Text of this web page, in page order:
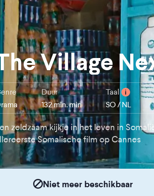
Village
Duur
132 min. min
Taal i
SO / NL
zeldzaam kijkje in het leven in
Somalische film op Cannes
Niet meer beschikbaar